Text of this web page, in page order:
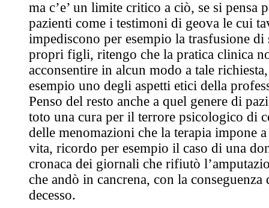
ma c’e’ un limite critico a ciò, se si pensa
pazienti come i testimoni di geova le cui
impediscono per esempio la trasfusione di
propri figli, ritengo che la pratica clinica
acconsentire in alcun modo a tale
esempio uno degli aspetti etici della
Penso del resto anche a quel genere di
toto una cura per il terrore psicologico di
delle menomazioni che la terapia impone
vita, ricordo per esempio il caso di una
cronaca dei giornali che rifiutò
che andò in cancrena, con la
decesso.